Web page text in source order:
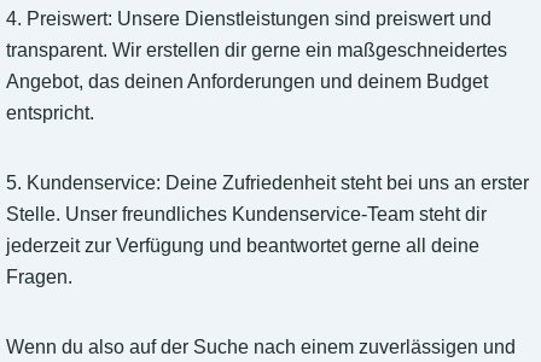
4. Preiswert: Unsere Dienstleistungen sind preiswert und
transparent. Wir erstellen dir gerne ein maßgeschneidertes
Angebot, das deinen Anforderungen und deinem Budget
entspricht.
5. Kundenservice: Deine Zufriedenheit steht bei uns an erster
Stelle. Unser freundliches Kundenservice-Team steht dir
jederzeit zur Verfügung und beantwortet gerne all deine
Fragen.
Wenn du also auf der Suche nach einem zuverlässigen und